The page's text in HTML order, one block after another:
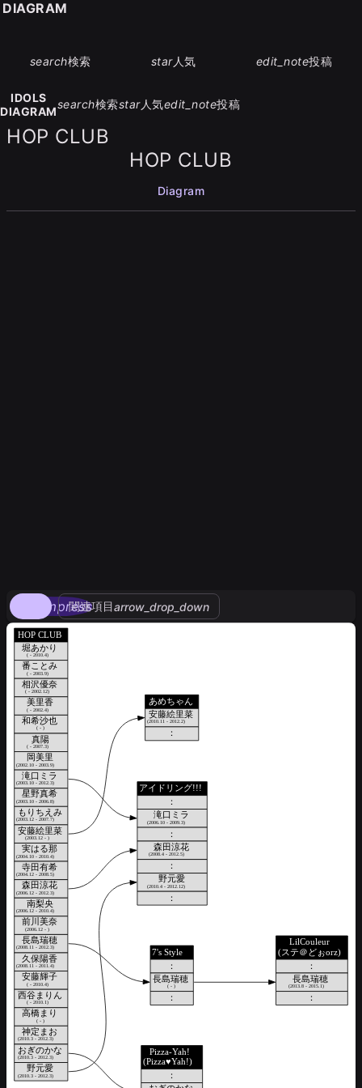
search検索 star人気 edit_note投稿
IDOLS
DIAGRAM
search検索star人気edit_note投稿
HOP CLUB
HOP CLUB
Diagram
compress
関連項目arrow_drop_down